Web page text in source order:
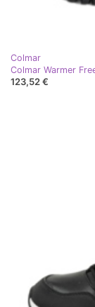
Colmar
Colmar Warmer
123,52 €